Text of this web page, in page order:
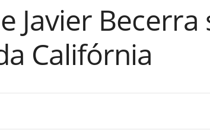
Javier
Califórnia